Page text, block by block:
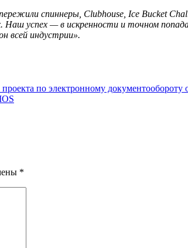
спиннеры, Clubhouse, Ice Bucket
успех — в искренности и точном
всей индустрии».
по электронному
*